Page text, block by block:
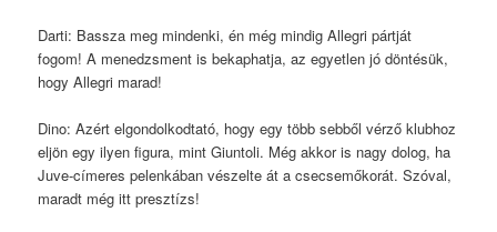
Darti: Bassza meg mindenki, én még mindig Allegri pártját
fogom! A menedzsment is bekaphatja, az egyetlen jó döntésük,
hogy Allegri marad!
Dino: Azért elgondolkodtató, hogy egy több sebből vérző klubhoz
eljön egy ilyen figura, mint Giuntoli. Még akkor is nagy dolog, ha
Juve-címeres pelenkában vészelte át a csecsemőkorát. Szóval,
maradt még itt presztízs!